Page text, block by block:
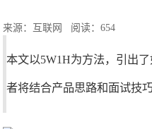
来源：互联网 阅读：654
本文以5W1H为方法，引出
者将结合产品思路和面试技